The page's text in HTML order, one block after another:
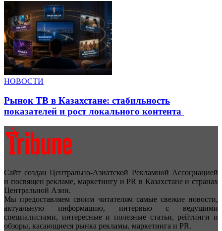
НОВОСТИ
Рынок ТВ в Казахстане: стабильность
показателей и рост локального контента
Сайт создан Центрально-Азиатской Рекламной Ассоциацией
и посвящен рекламе, маркетингу и PR в Казахстане и странах
Центральной Азии.
Мы предоставляем своим читателям самые свежие новости,
актуальную информацию, интервью с ведущими
специалистами, интересные и полезные статьи, рейтинги и
обзоры, касающиеся рынка рекламы, маркетинга и PR.